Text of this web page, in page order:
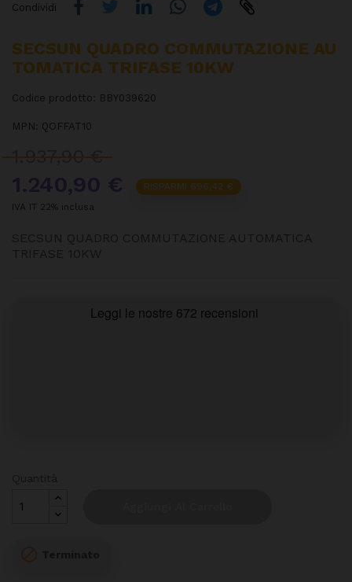
Condividi
SECSUN QUADRO COMMUTAZIONE AU
TOMATICA TRIFASE 10KW
Codice prodotto: BBY039620
MPN: QOFFAT10
1.937,90 €
RISPARMI 696,42 €
IVA IT 22% inclusa